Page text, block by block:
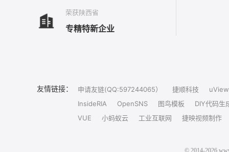
荣获陕西省
专精特新企业
友情链接： 申请友链(QQ:597244065） 捷顺科技
uView
InsideRIA
OpenSNS 图鸟模板
DIY代码生
VUE
小蚂蚁云 工业互联网 捷映视频制作
© 2014-2026